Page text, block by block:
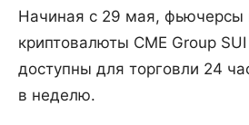
Начиная с 29 мая, фьючерсы
криптовалюты CME Group
доступны для торговли 24
в неделю.